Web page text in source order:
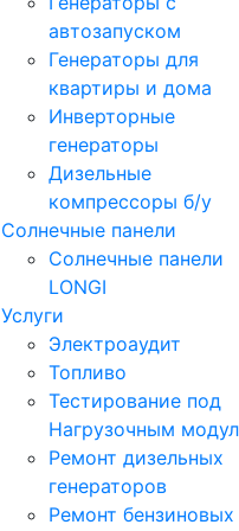
автозапуском
Генераторы для
квартиры и дома
Инверторные
генераторы
Дизельные
компрессоры б/у
Солнечные панели
Солнечные панели
LONGI
Услуги
Электроаудит
Топливо
Тестирование под
Нагрузочным
Ремонт дизельных
генераторов
Ремонт бензиновых